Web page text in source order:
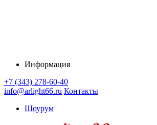
Информация
+7 (343) 278-60-40
info@arlight66.ru Контакты
Шоурум